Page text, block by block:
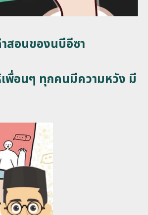
สอนของนบีอีซา
พื่อนๆ ทุกคนมีความหวัง มี